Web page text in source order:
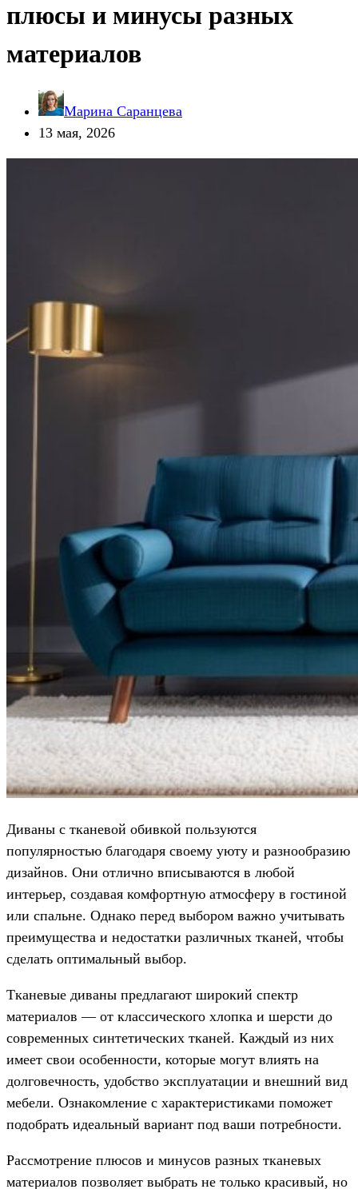
плюсы и минусы разных
материалов
Марина Саранцева
13 мая, 2026
Диваны с тканевой обивкой пользуются
популярностью благодаря своему уюту и разнообразию
дизайнов. Они отлично вписываются в любой
интерьер, создавая комфортную атмосферу в гостиной
или спальне. Однако перед выбором важно учитывать
преимущества и недостатки различных тканей, чтобы
сделать оптимальный выбор.
Тканевые диваны предлагают широкий спектр
материалов — от классического хлопка и шерсти до
современных синтетических тканей. Каждый из них
имеет свои особенности, которые могут влиять на
долговечность, удобство эксплуатации и внешний вид
мебели. Ознакомление с характеристиками поможет
подобрать идеальный вариант под ваши потребности.
Рассмотрение плюсов и минусов разных тканевых
материалов позволяет выбрать не только красивый, но